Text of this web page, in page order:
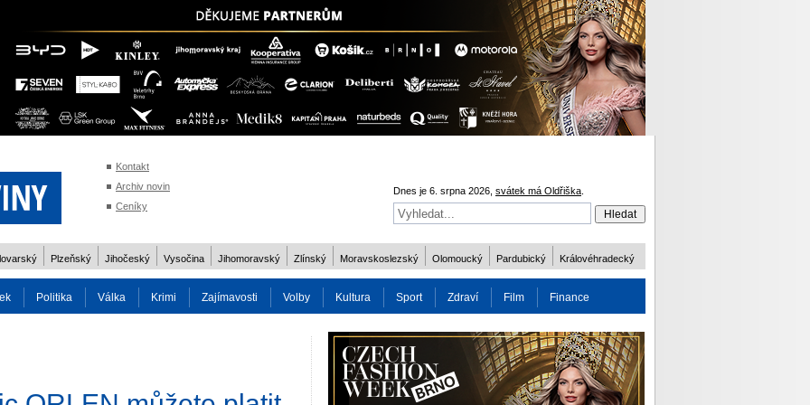
Kontakt
Archiv novin
Ceníky
Dnes je 6. srpna 2026, svátek má Oldřiška
Plzeňský Jihočeský Vysočina Jihomoravský Zlínský Moravskoslezský Olomoucký Pardubický Královéhradecký
Politika Válka Krimi Zajímavosti Volby Kultura Sport Zdraví Film Finance
Charita Osobnost Více ODM 2016